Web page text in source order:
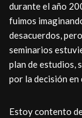
durante el año
fuimos
desacuerdos,
seminarios
plan de estudios,
por la decisión en
Estoy contento